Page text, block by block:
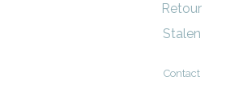
Retour
Stalen
Contact